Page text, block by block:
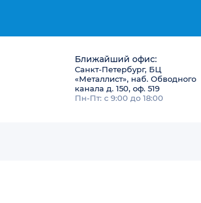
Ближайший офис:
Санкт-Петербург, БЦ
«Металлист», наб. Обводного
канала д. 150, оф. 519
Пн-Пт: с 9:00 до 18:00